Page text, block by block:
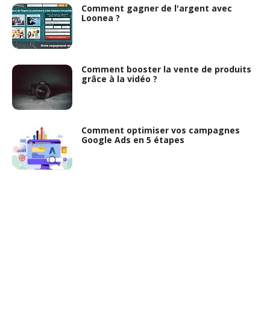
Comment gagner de l'argent avec
Loonea ?
Comment booster la vente de produits
grâce à la vidéo ?
Comment optimiser vos campagnes
Google Ads en 5 étapes